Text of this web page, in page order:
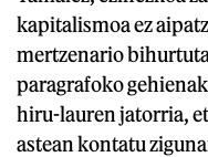
kapitalismoa ez
mertzenario
paragrafoko
hiru-lauren jatorria,
astean kontatu